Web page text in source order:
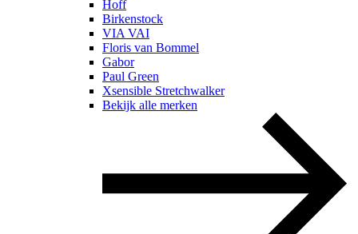
Hoff
Birkenstock
VIA VAI
Floris van Bommel
Gabor
Paul Green
Xsensible Stretchwalker
Bekijk alle merken